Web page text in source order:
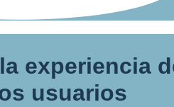
experiencia
usuarios